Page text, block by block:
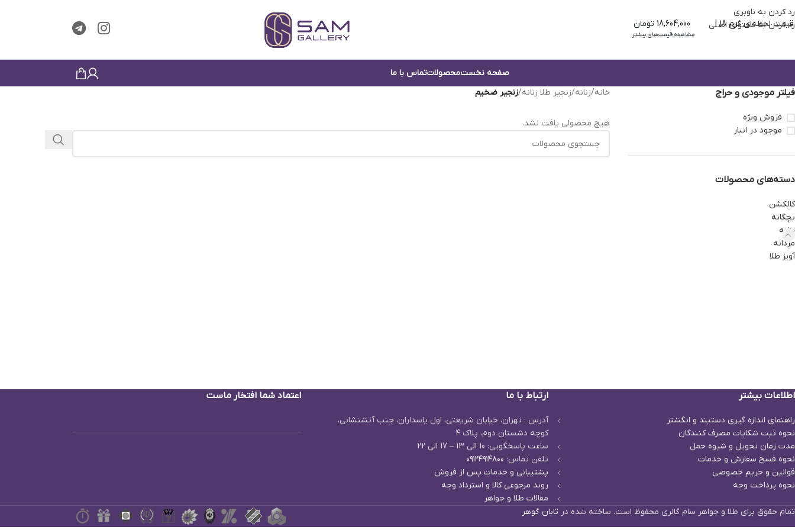
رد کردن به ناوبری
رد کردن به محتوای اصلی
قیمت لحظه‌ای گرم 18 | 18,604,000 تومان
مشاهده قیمت‌های بیشتر
صفحه نخستمحصولاتتماس با ما
فیلتر موجودی و حراج
فروش ویژه
موجود در انبار
دسته‌های محصولات
کالکشن
بچگانه
زنانه
مردانه
آویز طلا
خانه/زنانه/زنجیر طلا زنانه/زنجیر ضخیم
هیچ محصولی یافت نشد.
اطلاعات بیشتر
راهنمای اندازه گیری دستبند و انگشتر
نحوه ثبت شكايات مصرف كنندگان
مدت زمان تحويل و شیوه حمل
نحوه فسخ سفارش و خدمات
قوانین و حریم خصوصی
نحوه پرداخت وجه
ارتباط با ما
آدرس : تهران، خیابان شریعتی، اول پاسداران، جنب آتشنشانی،
کوچه دشستان دوم، پلاک ۴
ساعت پاسخگویی: 10 الی 13 – 17 الی 22
تلفن تماس: ۰۹۱۲۴۹۱۴۸۰۰
پشتیبانی و خدمات پس از فروش
روند مرجوعی کالا و استرداد وجه
مقالات طلا و جواهر
اعتماد شما افتخار ماست
تمام حقوق برای طلا و جواهر سام گالری محفوظ است. ساخته شده در تابان گوهر